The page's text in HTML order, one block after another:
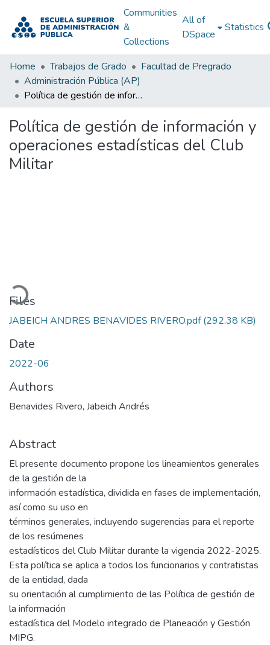
Communities
&
Collections
All of
DSpace
Statistics
Home Trabajos de Grado
Facultad de Pregrado
Administración Pública (AP)
Política de gestión de información y operaciones estadísticas del Club Militar
Política de gestión de información y
operaciones estadísticas del Club
Militar
Loading...
Files
JABEICH ANDRES BENAVIDES RIVERO.pdf(292.38 KB)
Date
2022-06
Authors
Benavides Rivero, Jabeich Andrés
Abstract
El presente documento propone los lineamientos generales
de la gestión de la
información estadística, dividida en fases de implementación,
así como su uso en
términos generales, incluyendo sugerencias para el reporte
de los resúmenes
estadísticos del Club Militar durante la vigencia 2022-2025.
Esta política se aplica a todos los funcionarios y contratistas
de la entidad, dada
su orientación al cumplimiento de las Política de gestión de
la información
estadística del Modelo integrado de Planeación y Gestión
MIPG.